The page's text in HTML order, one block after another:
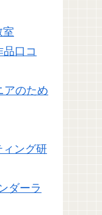
室
口コ
アのため
ィング研
ダーラ